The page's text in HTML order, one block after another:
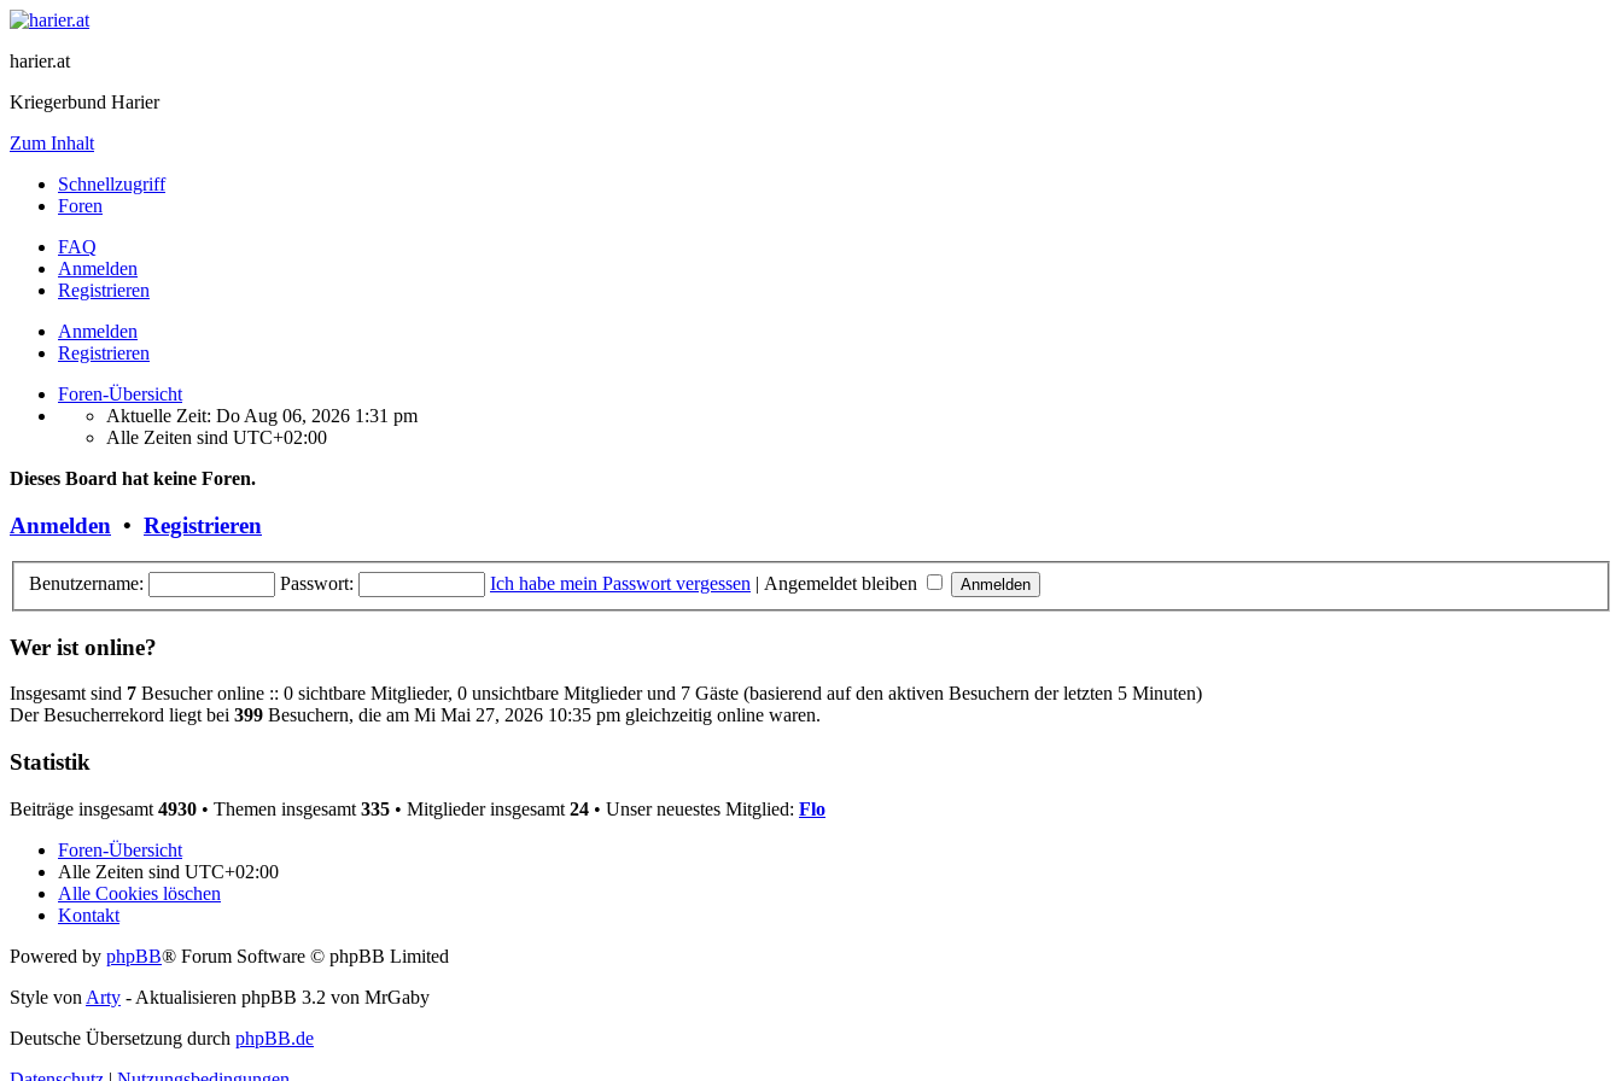
harier.at
Kriegerbund Harier
Zum Inhalt
Schnellzugriff
Foren
FAQ
Anmelden
Registrieren
Anmelden
Registrieren
Foren-Übersicht
Aktuelle Zeit: Do Aug 06, 2026 1:31 pm
Alle Zeiten sind UTC+02:00
Dieses Board hat keine Foren.
Anmelden • Registrieren
Benutzername: Passwort: Ich habe mein Passwort vergessen | Angemeldet bleiben
Wer ist online?
Insgesamt sind 7 Besucher online :: 0 sichtbare Mitglieder, 0 unsichtbare Mitglieder und 7 Gäste (basierend auf den aktiven Besuchern der letzten 5 Minuten)
Der Besucherrekord liegt bei 399 Besuchern, die am Mi Mai 27, 2026 10:35 pm gleichzeitig online waren.
Statistik
Beiträge insgesamt 4930 • Themen insgesamt 335 • Mitglieder insgesamt 24 • Unser neuestes Mitglied: Flo
Foren-Übersicht
Alle Zeiten sind UTC+02:00
Alle Cookies löschen
Kontakt
Powered by phpBB® Forum Software © phpBB Limited
Style von Arty - Aktualisieren phpBB 3.2 von MrGaby
Deutsche Übersetzung durch phpBB.de